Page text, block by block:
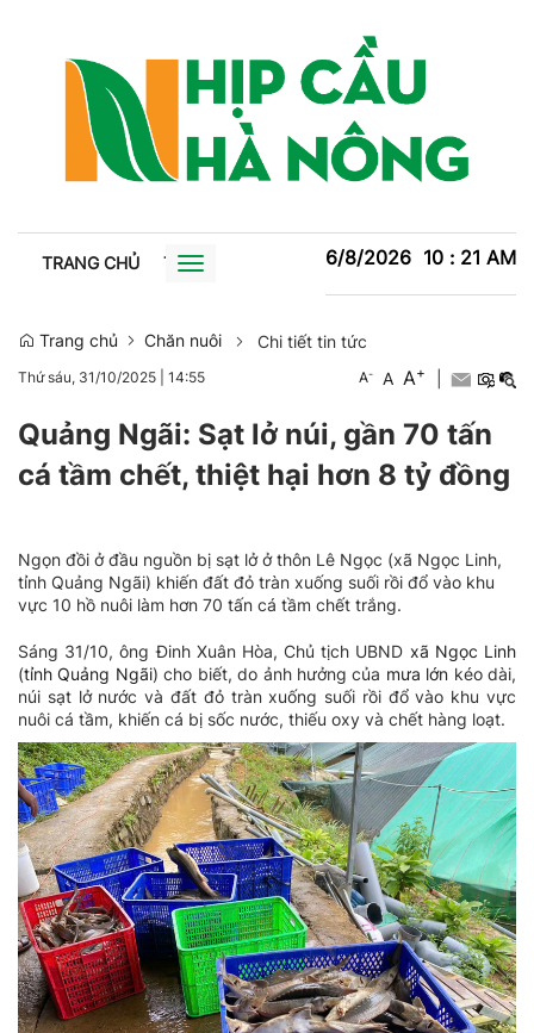
6/8/2026 10 : 21 AM
TRANG CHỦ TIN TỨC TRỒNG TRỌT CHĂN NUÔI
Toggle
Trang chủ Chăn nuôi Chi tiết tin tức
Thứ sáu, 31/10/2025 14:55 A- A A+
Quảng Ngãi: Sạt lở núi, gần 70 tấn
cá tầm chết, thiệt hại hơn 8 tỷ đồng
Ngọn đồi ở đầu nguồn bị sạt lở ở thôn Lê Ngọc (xã Ngọc Linh,
tỉnh Quảng Ngãi) khiến đất đỏ tràn xuống suối rồi đổ vào khu
vực 10 hồ nuôi làm hơn 70 tấn cá tầm chết trắng.
Sáng 31/10, ông Đinh Xuân Hòa, Chủ tịch UBND xã Ngọc Linh
(tỉnh Quảng Ngãi) cho biết, do ảnh hưởng của mưa lớn kéo dài,
núi sạt lở nước và đất đỏ tràn xuống suối rồi đổ vào khu vực
nuôi cá tầm, khiến cá bị sốc nước, thiếu oxy và chết hàng loạt.